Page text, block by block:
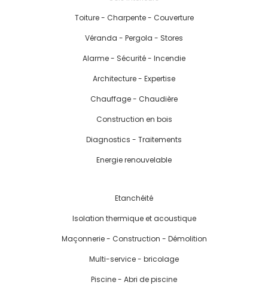
Toiture - Charpente - Couverture
Véranda - Pergola - Stores
Alarme - Sécurité - Incendie
Architecture - Expertise
Chauffage - Chaudière
Construction en bois
Diagnostics - Traitements
Energie renouvelable
Etanchéité
Isolation thermique et acoustique
Maçonnerie - Construction - Démolition
Multi-service - bricolage
Piscine - Abri de piscine